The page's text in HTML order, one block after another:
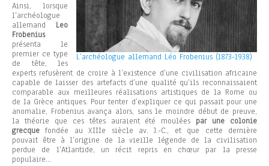
L’archéologue allemand Léo Frobenius (1873-1938)
Ainsi, lorsque
l’archéologue
allemand Leo
Frobenius
présenta le
premier ce type
de tête, les
experts refusèrent de croire à l’existence d’une civilisation africaine
capable de laisser des artefacts d’une qualité qu’ils reconnaissaient
comparable aux meilleures réalisations artistiques de la Rome ou
de la Grèce antiques. Pour tenter d’expliquer ce qui passait pour une
anomalie, Frobenius avança alors, sans le moindre début de preuve,
la théorie que ces têtes auraient été moulées par une colonie
grecque fondée au XIIIe siècle av. J.-C., et que cette dernière
pouvait être à l’origine de la vieille légende de la civilisation
perdue de l’Atlantide, un récit repris en chœur par la presse
populaire…